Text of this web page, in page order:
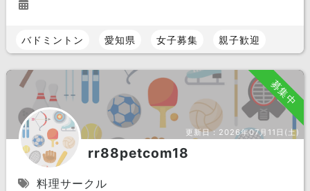
バドミントン 愛知県 女子募集 親子歓迎
募集中
更新日： 2026年07月11日(土)
rr88petcom18
料理サークル